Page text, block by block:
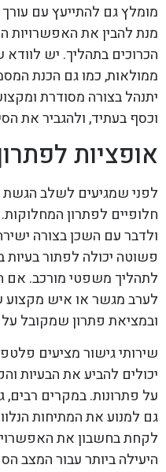
מומלץ גם להתייעץ עם
מנת להבין את האפשרויות
הכרוכים בתהליך. יש
ממולאות, כמו גם הכנת
יתנהל בצורה מסודרת
וכסף בעתיד, ולהגביר את
אופציות
לפני שמגיעים לשלב הגשת
חלופיים לפתרון
ולדבר עם השכן בצורה
פשוטה יכולה לפתור בעיות
לתהליך משפטי מורכב. אם
לערב מגשר או איש מקצוע
ובמציאת פתרון שמקובל על
שירותי גישור מציעים
יכולים להביע את הבעיות
על פתרונות. במקרים רבים,
גם למנוע את המתיחות
לקחת בחשבון את
היעילה ביותר עבור המצב